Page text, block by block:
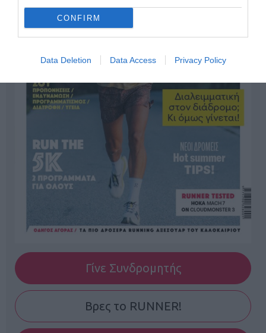
CONFIRM
Data Deletion Data Access Privacy Policy
Γίνε Συνδρομητής
Βρες το RUNNER!